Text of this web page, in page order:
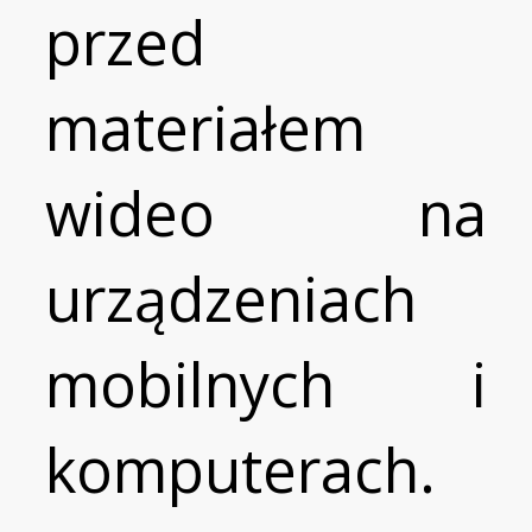
przed
materiałem
wideo na
urządzeniach
mobilnych i
komputerach.